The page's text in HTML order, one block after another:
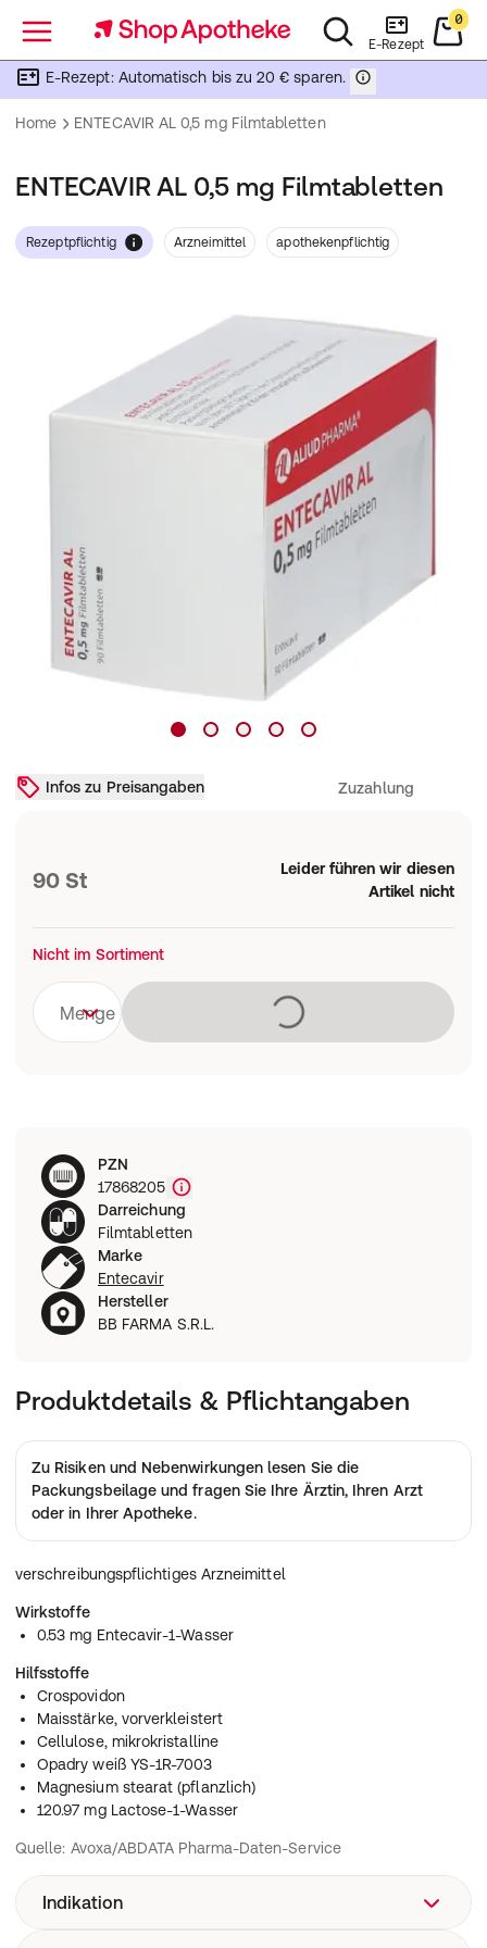
Menü E-Rezept
0
E-Rezept: Automatisch bis zu 20 € sparen.
Home ENTECAVIR AL 0,5 mg Filmtabletten
ENTECAVIR AL 0,5 mg Filmtabletten
Rezeptpflichtig Arzneimittel apothekenpflichtig
Infos zu Preisangaben Zuzahlung
90 St
Leider führen wir diesen
Artikel nicht
Nicht im Sortiment
Menge Lädt
PZN
17868205
Darreichung
Filmtabletten
Marke
Entecavir
Hersteller
BB FARMA S.R.L.
Produktdetails & Pflichtangaben
Zu Risiken und Nebenwirkungen lesen Sie die
Packungsbeilage und fragen Sie Ihre Ärztin, Ihren Arzt
oder in Ihrer Apotheke.
verschreibungspflichtiges Arzneimittel
Wirkstoffe
0.53 mg Entecavir-1-Wasser
Hilfsstoffe
Crospovidon
Maisstärke, vorverkleistert
Cellulose, mikrokristalline
Opadry weiß YS-1R-7003
Magnesium stearat (pflanzlich)
120.97 mg Lactose-1-Wasser
Quelle: Avoxa/ABDATA Pharma-Daten-Service
Indikation